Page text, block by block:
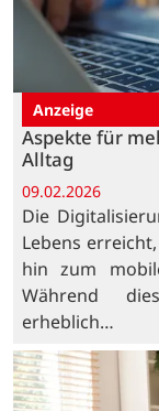
Anzeige
Aspekte für
Alltag
09.02.2026
Die
Lebens
hin zum
Während
erheblich…